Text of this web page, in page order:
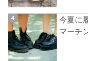
今夏に
マーチ